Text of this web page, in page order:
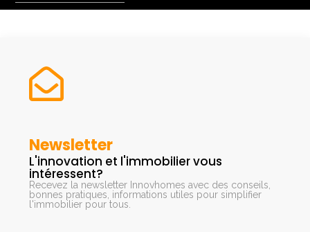
Newsletter
L'innovation et l'immobilier vous
intéressent?
Recevez la newsletter Innovhomes avec des conseils,
bonnes pratiques, informations utiles pour simplifier
l'immobilier pour tous.